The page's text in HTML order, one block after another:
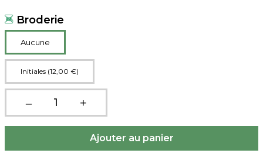
Broderie
Aucune
Initiales (12,00 €)